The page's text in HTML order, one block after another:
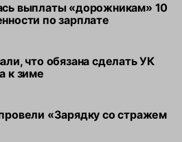
выплаты «дорожникам» 10
по зарплате
что обязана сделать УК
к зиме
«Зарядку со стражем